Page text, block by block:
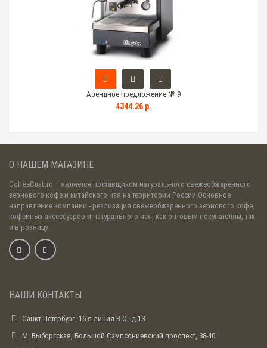
Арендное предложение № 9
4344.26 р.
О НАШЕМ МАГАЗИНЕ
CoffeeCuattro – является поставщиком натурального свежеобжаренного
зернового кофе и китайского чая на территории России.Основное
направление компании - реализация свежеобжаренного зернового кофе,
кофейных аксессуаров и натурального чая, как оптовым покупателям, так
и в розницу.
НАШИ КОНТАКТЫ
Санкт-Петербург, 16-я линия В.О., д.13
М. Выборгская, Большой Сампсониевский проспект, 38-40